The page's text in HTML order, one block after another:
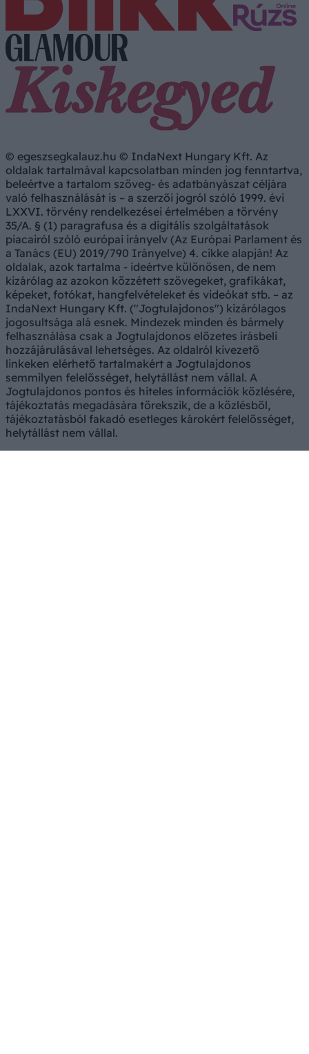
© egeszsegkalauz.hu © IndaNext Hungary Kft. Az
oldalak tartalmával kapcsolatban minden jog fenntartva,
beleértve a tartalom szöveg- és adatbányászat céljára
való felhasználását is – a szerzői jogról szóló 1999. évi
LXXVI. törvény rendelkezései értelmében a törvény
35/A. § (1) paragrafusa és a digitális szolgáltatások
piacairól szóló európai irányelv (Az Európai Parlament és
a Tanács (EU) 2019/790 Irányelve) 4. cikke alapján! Az
oldalak, azok tartalma - ideértve különösen, de nem
kizárólag az azokon közzétett szövegeket, grafikákat,
képeket, fotókat, hangfelvételeket és videókat stb. – az
IndaNext Hungary Kft. ("Jogtulajdonos") kizárólagos
jogosultsága alá esnek. Mindezek minden és bármely
felhasználása csak a Jogtulajdonos előzetes írásbeli
hozzájárulásával lehetséges. Az oldalról kivezető
linkeken elérhető tartalmakért a Jogtulajdonos
semmilyen felelősséget, helytállást nem vállal. A
Jogtulajdonos pontos és hiteles információk közlésére,
tájékoztatás megadására törekszik, de a közlésből,
tájékoztatásból fakadó esetleges károkért felelősséget,
helytállást nem vállal.